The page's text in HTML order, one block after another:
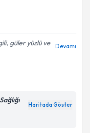
güler yüzlü ve
Devamı
Haritada Göster